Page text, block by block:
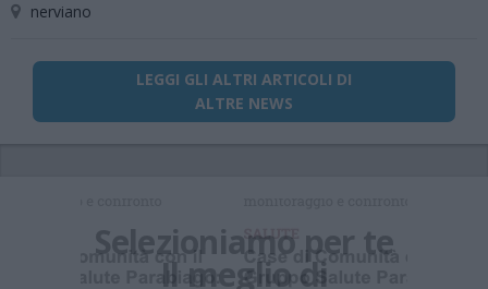
nerviano
LEGGI GLI ALTRI ARTICOLI DI
ALTRE NEWS
Selezioniamo per te
Il meglio di